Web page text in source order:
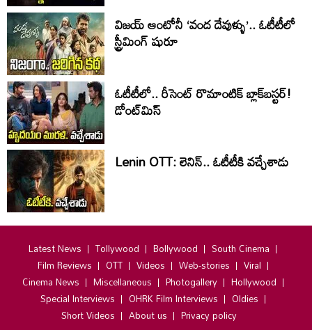
విజయ్ ఆంటోనీ ‘వంద దేవుళ్ళు’.. ఓటీటీలో
స్ట్రీమింగ్ షురూ
ఓటీటీలో.. రీసెంట్ రొమాంటిక్‌ బ్లాక్‌బ‌స్ట‌ర్‌!
డోంట్‌మిస్‌
Lenin OTT: లెనిన్.. ఓటీటీకి వ‌చ్చేశాడు
Latest News Tollywood Bollywood
South Cinema
Film Reviews
OTT Videos Web-stories
Viral
Cinema News
Miscellaneous Photogallery
Hollywood
Special Interviews
OHRK Film Interviews
Oldies
Short Videos
About us Privacy policy